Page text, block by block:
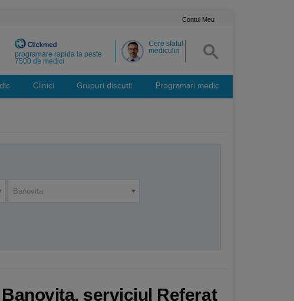
Contul Meu
Cere sfatul
medicului
programare rapida la peste
7500 de medici
Clinici Grupuri discutii Programari medic
Banovita
serviciul Referat